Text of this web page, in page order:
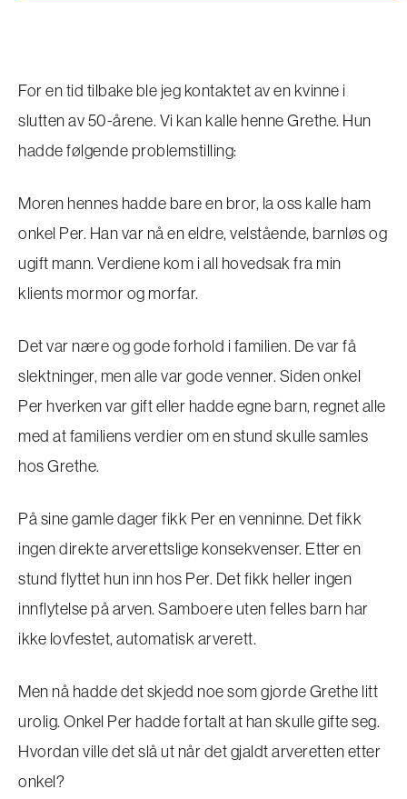
For en tid tilbake ble jeg kontaktet av en kvinne i
slutten av 50-årene. Vi kan kalle henne Grethe. Hun
hadde følgende problemstilling:
Moren hennes hadde bare en bror, la oss kalle ham
onkel Per. Han var nå en eldre, velstående, barnløs og
ugift mann. Verdiene kom i all hovedsak fra min
klients mormor og morfar.
Det var nære og gode forhold i familien. De var få
slektninger, men alle var gode venner. Siden onkel
Per hverken var gift eller hadde egne barn, regnet alle
med at familiens verdier om en stund skulle samles
hos Grethe.
På sine gamle dager fikk Per en venninne. Det fikk
ingen direkte arverettslige konsekvenser. Etter en
stund flyttet hun inn hos Per. Det fikk heller ingen
innflytelse på arven. Samboere uten felles barn har
ikke lovfestet, automatisk arverett.
Men nå hadde det skjedd noe som gjorde Grethe litt
urolig. Onkel Per hadde fortalt at han skulle gifte seg.
Hvordan ville det slå ut når det gjaldt arveretten etter
onkel?